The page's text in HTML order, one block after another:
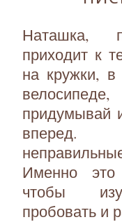
Наташка,
приходит к
на кружки, в
придумывай
вперед.
Именно
чтобы
пробовать и